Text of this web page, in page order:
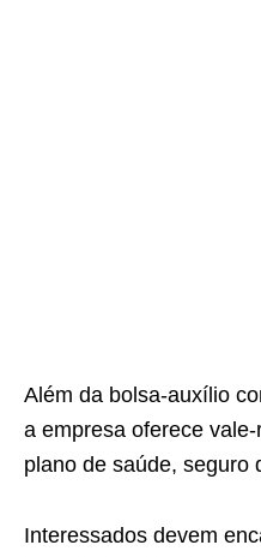
Além da bolsa-auxílio
a empresa oferece
plano de saúde, seguro
Interessados devem